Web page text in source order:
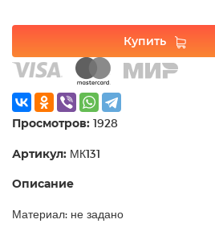
Купить
Просмотров: 1928
Артикул: МК131
Описание
Материал: не задано